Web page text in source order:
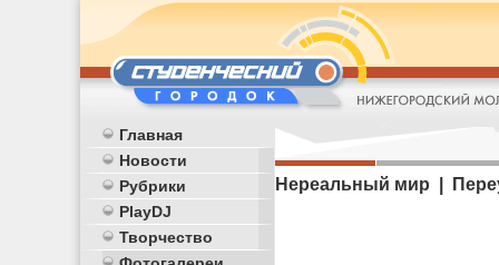
Главная
Новости
Рубрики
PlayDJ
Творчество
Нереальный мир |